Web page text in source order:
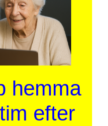
hemma
efter